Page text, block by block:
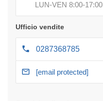
LUN-VEN 8:00-17:00
Ufficio vendite
0287368785
[email protected]